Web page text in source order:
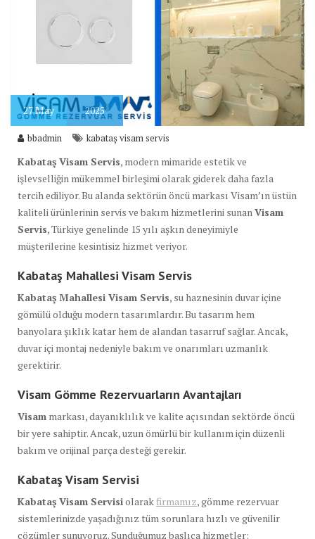
27May 2025
bbadmin kabataş visam servis
Kabataş Visam Servis, modern mimaride estetik ve
işlevselliğin mükemmel birleşimi olarak giderek daha fazla
tercih ediliyor. Bu alanda sektörün öncü markası Visam’ın üstün
kaliteli ürünlerinin servis ve bakım hizmetlerini sunan Visam
Servis, Türkiye genelinde 15 yılı aşkın deneyimiyle
müşterilerine kesintisiz hizmet veriyor.
Kabataş Mahallesi Visam Servis
Kabataş Mahallesi Visam Servis, su haznesinin duvar içine
gömülü olduğu modern tasarımlardır. Bu tasarım hem
banyolara şıklık katar hem de alandan tasarruf sağlar. Ancak,
duvar içi montaj nedeniyle bakım ve onarımları uzmanlık
gerektirir.
Visam Gömme Rezervuarların Avantajları
Visam markası, dayanıklılık ve kalite açısından sektörde öncü
bir yere sahiptir. Ancak, uzun ömürlü bir kullanım için düzenli
bakım ve orijinal parça desteği gerekir.
Kabataş Visam Servisi
Kabataş Visam Servisiolarak firmamız, gömme rezervuar
sistemlerinizde yaşadığınız tüm sorunlara hızlı ve güvenilir
çözümler sunuyoruz. Sunduğumuz başlıca hizmetler: